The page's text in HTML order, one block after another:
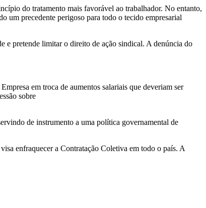
do tratamento mais favorável ao trabalhador. No entanto,
um precedente perigoso para todo o tecido empresarial
e pretende limitar o direito de ação sindical. A denúncia do
em troca de aumentos salariais que deveriam ser
sobre
de instrumento a uma política governamental de
enfraquecer a Contratação Coletiva em todo o país. A